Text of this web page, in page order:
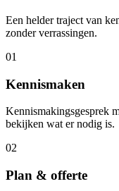
Een helder traject van
zonder verrassingen.
01
Kennismaken
Kennismakingsgesprek
bekijken wat er nodig is.
02
Plan & offerte